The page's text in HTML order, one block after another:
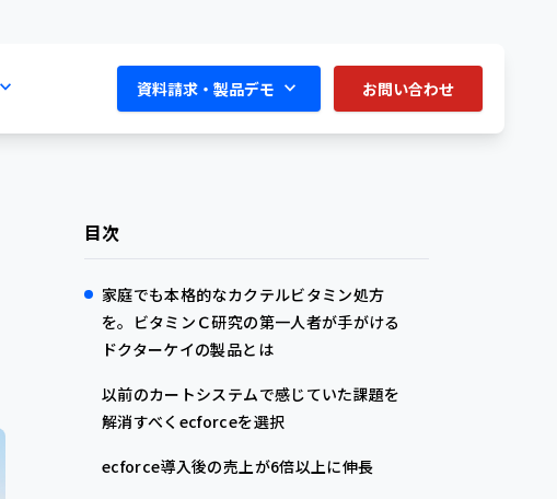
資料請求・製品デモ お問い合わせ
目次
家庭でも本格的なカクテルビタミン処方
を。ビタミンＣ研究の第一人者が手がける
ドクターケイの製品とは
以前のカートシステムで感じていた課題を
解消すべくecforceを選択
ecforce導入後の売上が6倍以上に伸長